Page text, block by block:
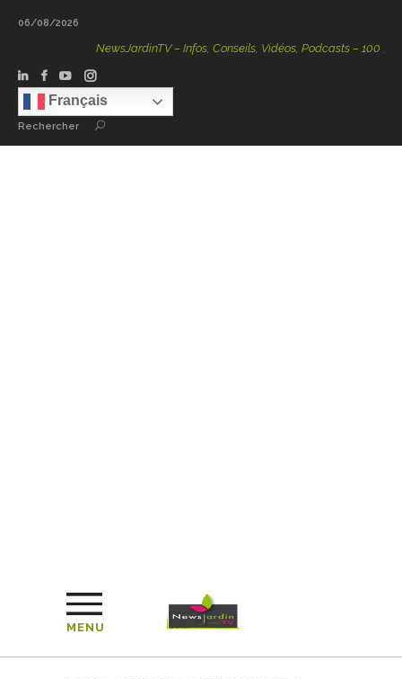
06/08/2026
NewsJardinTV – Infos, Conseils, Vidéos, Podcasts – 100 %
Français
Rechercher
MENU